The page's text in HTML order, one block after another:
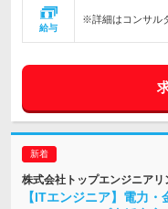
給与
※詳細はコンサル
株式会社トップエンジニアリ
【ITエンジニア】電力